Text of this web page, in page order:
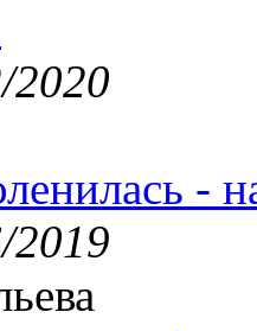
2020
-
2019